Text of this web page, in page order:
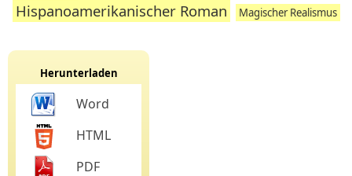
Hispanoamerikanischer Roman Magischer Realismus
Herunterladen
Word
HTML
PDF